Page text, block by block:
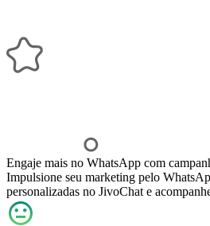
Engaje mais no WhatsApp com
Impulsione seu marketing pelo
personalizadas no JivoChat e